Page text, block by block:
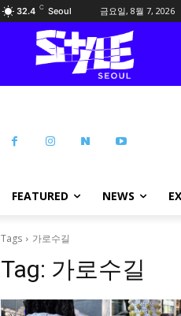
32.4 C Seoul 금요일, 8월 7, 2026
FEATURED NEWS
Tags 가로수길
Tag: 가로수길